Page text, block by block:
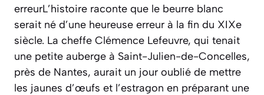
erreurL’histoire raconte que le beurre blanc
serait né d’une heureuse erreur à la fin du XIXe
siècle. La cheffe Clémence Lefeuvre, qui tenait
une petite auberge à Saint-Julien-de-Concelles,
près de Nantes, aurait un jour oublié de mettre
les jaunes d’œufs et l’estragon en préparant une